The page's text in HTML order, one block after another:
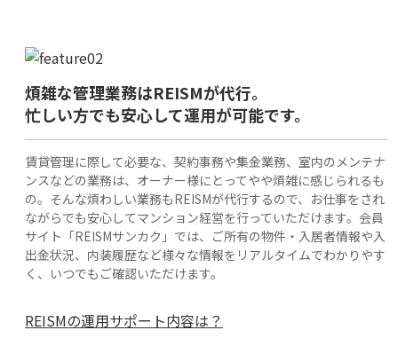
煩雑な管理業務はREISMが代行。
忙しい方でも安心して運用が可能です。
賃貸管理に際して必要な、契約事務や集金業務、室内のメンテナ
ンスなどの業務は、オーナー様にとってやや煩雑に感じられるも
の。そんな煩わしい業務もREISMが代行するので、お仕事をされ
ながらでも安心してマンション経営を行っていただけます。会員
サイト「REISMサンカク」では、ご所有の物件・入居者情報や入
出金状況、内装履歴など様々な情報をリアルタイムでわかりやす
く、いつでもご確認いただけます。
REISMの運用サポート内容は？